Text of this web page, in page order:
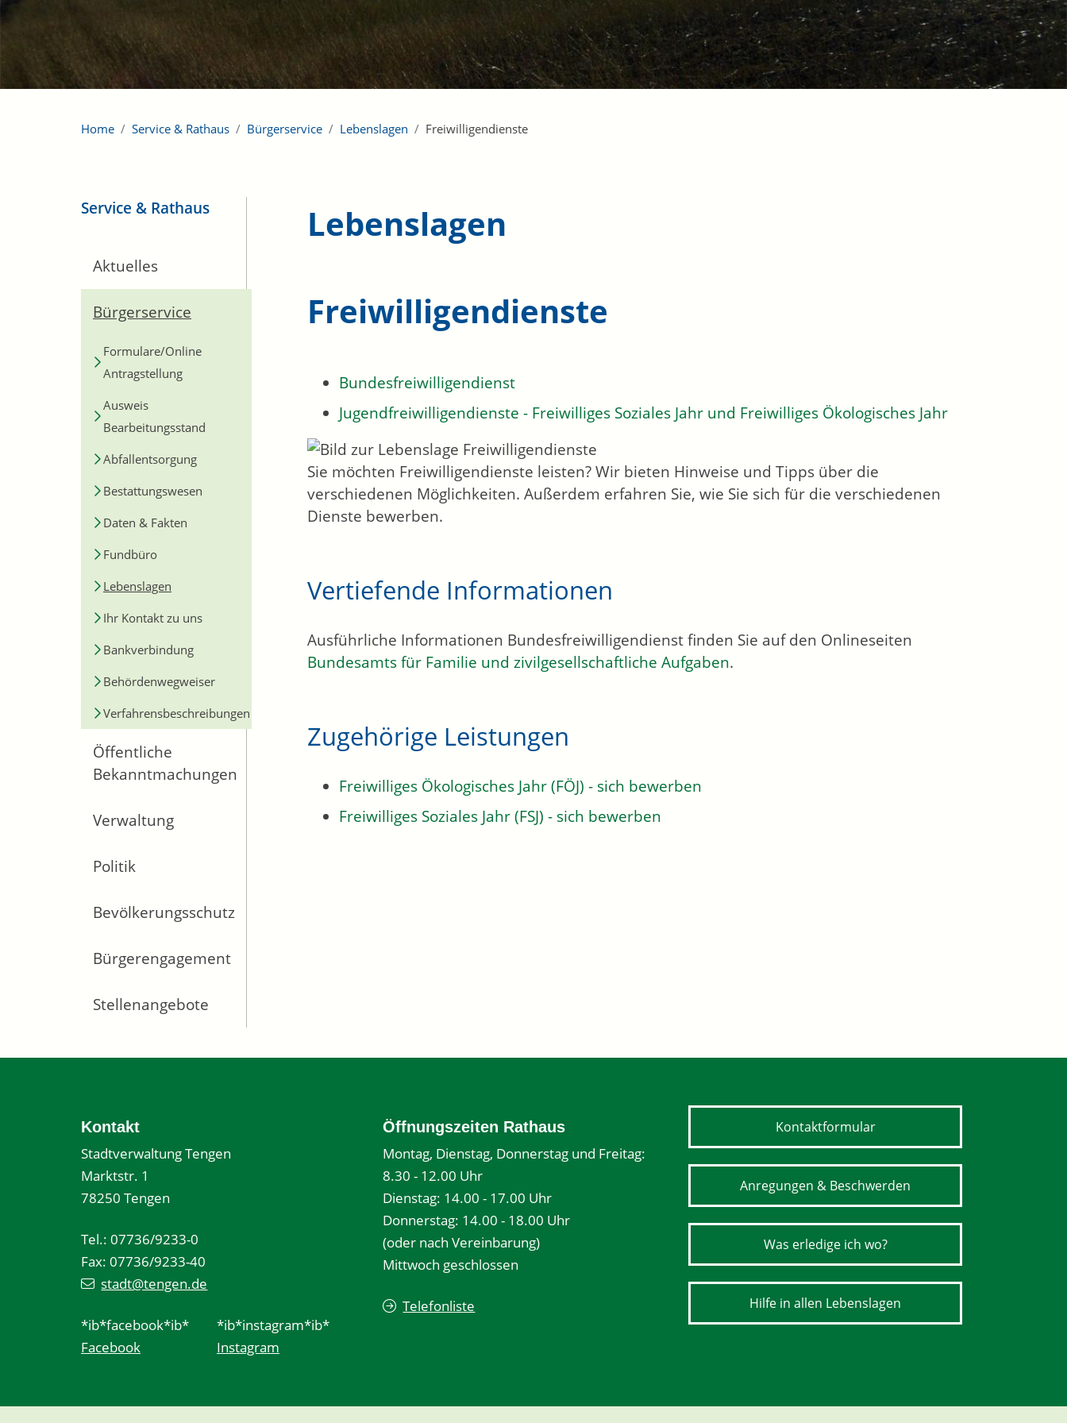
Home Service & Rathaus Bürgerservice Lebenslagen Freiwilligendienste
Service & Rathaus
Aktuelles
Bürgerservice
Formulare/Online
Antragstellung
Ausweis
Bearbeitungsstand
Abfallentsorgung
Bestattungswesen
Daten & Fakten
Fundbüro
Lebenslagen
Ihr Kontakt zu uns
Bankverbindung
Behördenwegweiser
Verfahrensbeschreibungen
Öffentliche
Bekanntmachungen
Verwaltung
Politik
Bevölkerungsschutz
Bürgerengagement
Stellenangebote
Lebenslagen
Freiwilligendienste
Bundesfreiwilligendienst
Jugendfreiwilligendienste - Freiwilliges Soziales Jahr und Freiwilliges Ökologisches Jahr
Sie möchten Freiwilligendienste leisten? Wir bieten Hinweise und Tipps über die
verschiedenen Möglichkeiten. Außerdem erfahren Sie, wie Sie sich für die verschiedenen
Dienste bewerben.
Vertiefende Informationen
Ausführliche Informationen Bundesfreiwilligendienst finden Sie auf den Onlineseiten
Bundesamts für Familie und zivilgesellschaftliche Aufgaben.
Zugehörige Leistungen
Freiwilliges Ökologisches Jahr (FÖJ) - sich bewerben
Freiwilliges Soziales Jahr (FSJ) - sich bewerben
Kontakt
Stadtverwaltung Tengen
Marktstr. 1
78250 Tengen
Tel.: 07736/9233-0
Fax: 07736/9233-40
stadt@tengen.de
*ib*facebook*ib*
Facebook
*ib*instagram*ib*
Instagram
Öffnungszeiten Rathaus
Montag, Dienstag, Donnerstag und Freitag:
8.30 - 12.00 Uhr
Dienstag: 14.00 - 17.00 Uhr
Donnerstag: 14.00 - 18.00 Uhr
(oder nach Vereinbarung)
Mittwoch geschlossen
Telefonliste
Kontaktformular
Anregungen & Beschwerden
Was erledige ich wo?
Hilfe in allen Lebenslagen